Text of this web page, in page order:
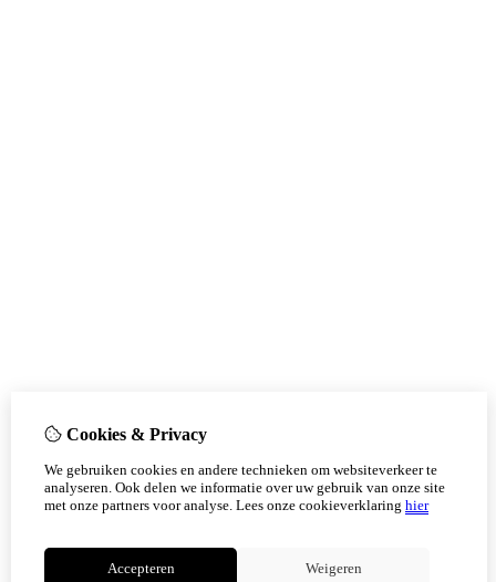
Cookies & Privacy
We gebruiken cookies en andere technieken om websiteverkeer te
analyseren. Ook delen we informatie over uw gebruik van onze site
met onze partners voor analyse. Lees onze cookieverklaring hier
Accepteren Weigeren